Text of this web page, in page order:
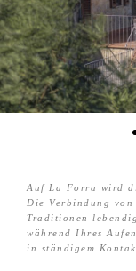
Auf La Forra wird
Die Verbindung
Traditionen
während Ihres
in ständigem